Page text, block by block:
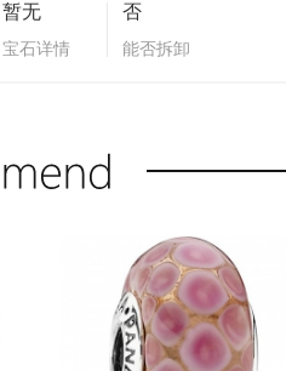
暂无
宝石详情
否
能否拆卸